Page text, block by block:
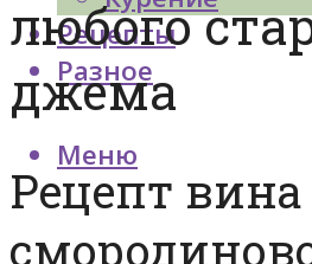
Рецепты
Разное
Меню
любого
джема
Рецепт вина